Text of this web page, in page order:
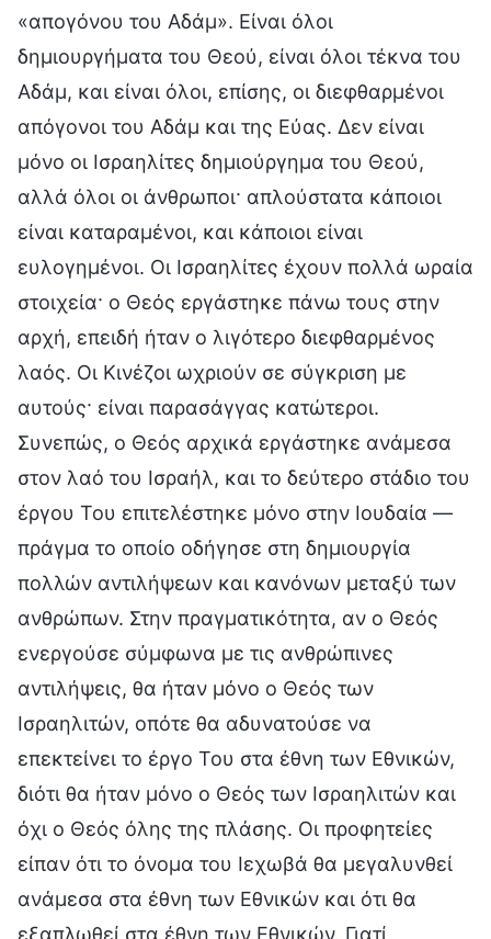
«απογόνου του Αδάμ». Είναι όλοι
δημιουργήματα του Θεού, είναι όλοι τέκνα του
Αδάμ, και είναι όλοι, επίσης, οι διεφθαρμένοι
απόγονοι του Αδάμ και της Εύας. Δεν είναι
μόνο οι Ισραηλίτες δημιούργημα του Θεού,
αλλά όλοι οι άνθρωποι· απλούστατα κάποιοι
είναι καταραμένοι, και κάποιοι είναι
ευλογημένοι. Οι Ισραηλίτες έχουν πολλά ωραία
στοιχεία· ο Θεός εργάστηκε πάνω τους στην
αρχή, επειδή ήταν ο λιγότερο διεφθαρμένος
λαός. Οι Κινέζοι ωχριούν σε σύγκριση με
αυτούς· είναι παρασάγγας κατώτεροι.
Συνεπώς, ο Θεός αρχικά εργάστηκε ανάμεσα
στον λαό του Ισραήλ, και το δεύτερο στάδιο του
έργου Του επιτελέστηκε μόνο στην Ιουδαία —
πράγμα το οποίο οδήγησε στη δημιουργία
πολλών αντιλήψεων και κανόνων μεταξύ των
ανθρώπων. Στην πραγματικότητα, αν ο Θεός
ενεργούσε σύμφωνα με τις ανθρώπινες
αντιλήψεις, θα ήταν μόνο ο Θεός των
Ισραηλιτών, οπότε θα αδυνατούσε να
επεκτείνει το έργο Του στα έθνη των Εθνικών,
διότι θα ήταν μόνο ο Θεός των Ισραηλιτών και
όχι ο Θεός όλης της πλάσης. Οι προφητείες
είπαν ότι το όνομα του Ιεχωβά θα μεγαλυνθεί
ανάμεσα στα έθνη των Εθνικών και ότι θα
εξαπλωθεί στα έθνη των Εθνικών. Γιατί